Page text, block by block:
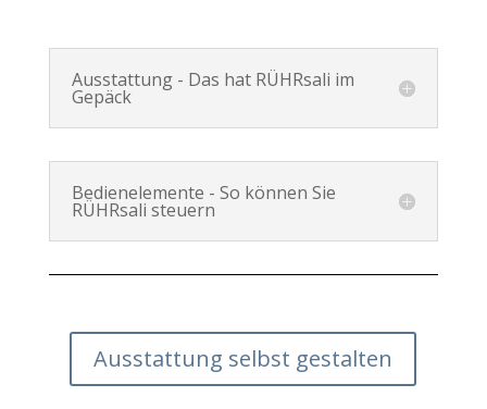
Ausstattung - Das hat RÜHRsali im
Gepäck
Bedienelemente - So können Sie
RÜHRsali steuern
Ausstattung selbst gestalten